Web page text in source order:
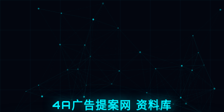
4A广告提案网 资料库